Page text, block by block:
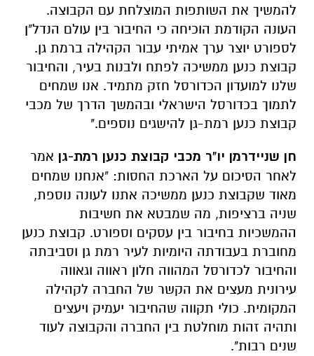
להמשיך את השותפות המוצלחת עם הקבוצה.
העונה הקודמת הוכיחה כי החיבור בין עולם הנדל"ן
לספורט יוצר ערך אמיתי עבור הקהילה ברמת גן.
קבוצת כנען ממשיכה לפתח ולבנות בעיר, והחיבור
שלנו למועדון הכדורסל חזק מתמיד. אנו שמחים
לתמוך בכדורסל הישראלי ובהמשך הדרך של מכבי
קבוצת כנען רמת-גן להישגים נוספים."
חן שניידרמן יו"ר מכבי קבוצת כנען רמת-גן אמר
לאחר הסיכום על הארכת החסות: "אנחנו שמחים
מאוד שקבוצת כנען ממשיכה אתנו לעונה נוספת,
שניה ברציפות, מה שמבטא את חשיבות
ההמשכיות בחיבור בין עסקים וספורט. קבוצת כנען
מחוברת בעבודתה היומיות לעיר רמת גן וסביבתה
והחיבור לכדורסל המהווה חלון ראווה וגאווה
עירונית מעצים את הקשר של החברה לקהילה
המקומית. כולי תקווה שהחיבור יעמיק ויעצים
ותהיה זהות מוחלטת בין החברה והקבוצה לעוד
שנים רבות".